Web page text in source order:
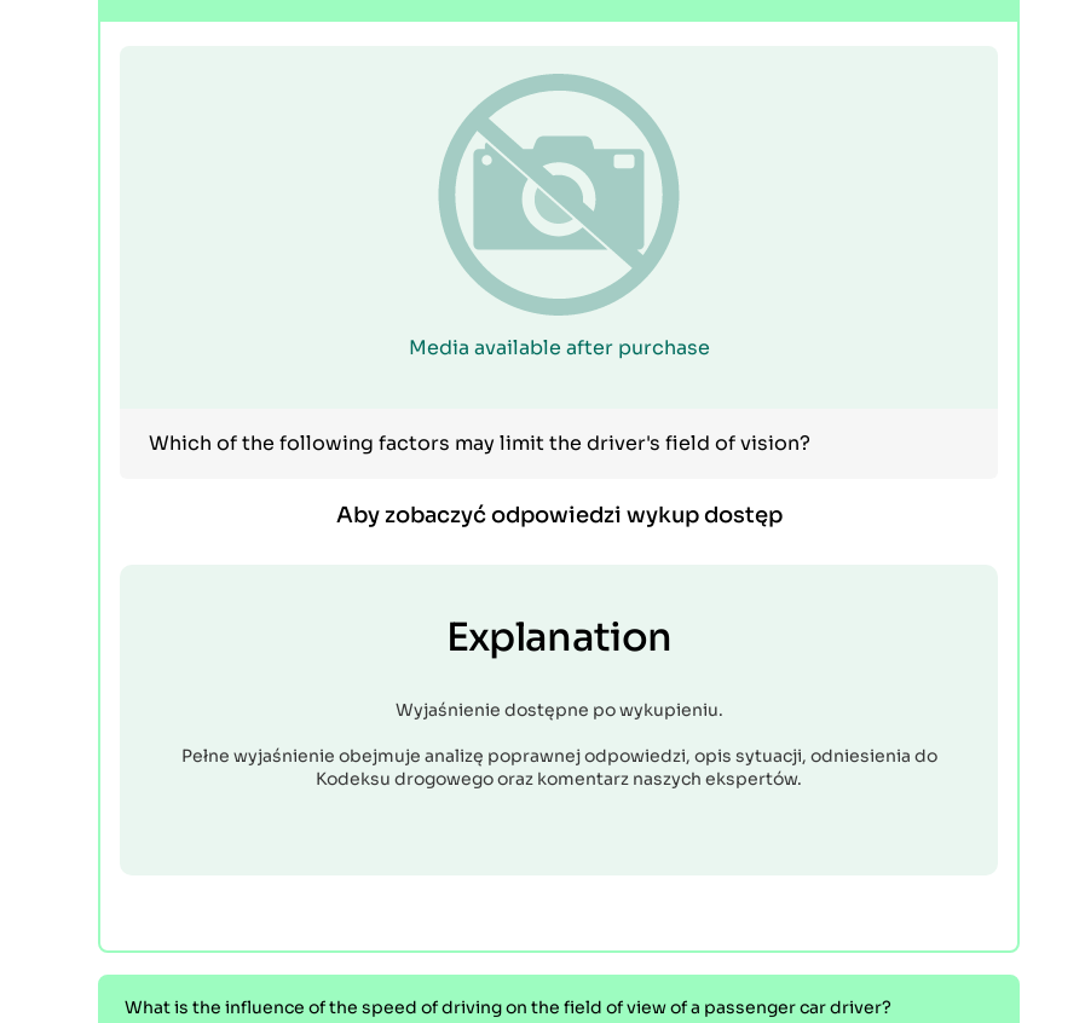
Media available after purchase
Which of the following factors may limit the driver's field of vision?
Aby zobaczyć odpowiedzi wykup dostęp
Explanation
Wyjaśnienie dostępne po wykupieniu.
Pełne wyjaśnienie obejmuje analizę poprawnej odpowiedzi, opis sytuacji, odniesienia do
Kodeksu drogowego oraz komentarz naszych ekspertów.
What is the influence of the speed of driving on the field of view of a passenger car driver?